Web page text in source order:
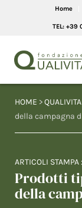
Home
TEL: +39
HOME >
della campagna
ARTICOLI STAMPA
Prodotti
della